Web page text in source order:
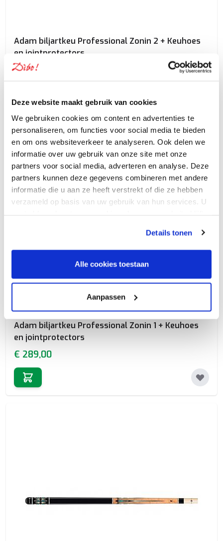
Deze website maakt gebruik van cookies
We gebruiken cookies om content en advertenties te
personaliseren, om functies voor social media te bieden
en om ons websiteverkeer te analyseren. Ook delen we
informatie over uw gebruik van onze site met onze
partners voor social media, adverteren en analyse. Deze
partners kunnen deze gegevens combineren met andere
informatie die u aan ze heeft verstrekt of die ze hebben
verzameld op basis van uw gebruik van hun services. U
Details tonen
Alle cookies toestaan
Aanpassen
Adam biljartkeu Professional Zonin 2 + Keuhoes
en jointprotectors
€ 289,00
Adam biljartkeu Professional Zonin 1 + Keuhoes
en jointprotectors
€ 289,00